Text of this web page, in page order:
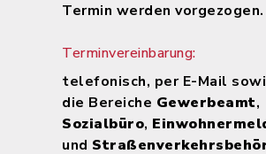
Termin werden vorgezogen.
Terminvereinbarung:
telefonisch, per E-Mail
die Bereiche Gewerbeamt,
Sozialbüro,
und